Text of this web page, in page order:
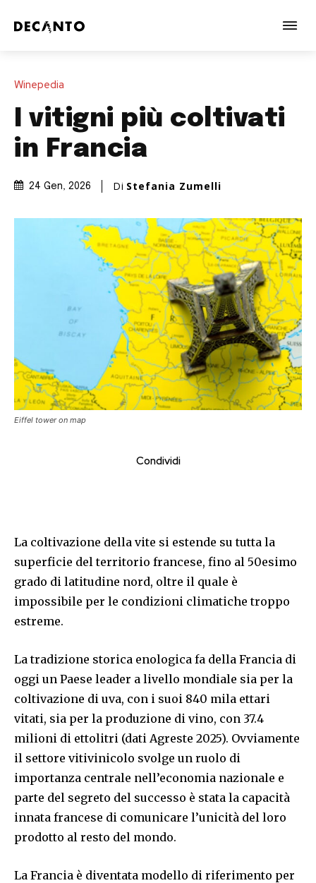
Winepedia
I vitigni più coltivati
in Francia
24 Gen, 2026 Di Stefania Zumelli
Eiffel tower on map
Condividi
La coltivazione della vite si estende su tutta la
superficie del territorio francese, fino al 50esimo
grado di latitudine nord, oltre il quale è
impossibile per le condizioni climatiche troppo
estreme.
La tradizione storica enologica fa della Francia di
oggi un Paese leader a livello mondiale sia per la
coltivazione di uva, con i suoi 840 mila ettari
vitati, sia per la produzione di vino, con 37.4
milioni di ettolitri (dati Agreste 2025). Ovviamente
il settore vitivinicolo svolge un ruolo di
importanza centrale nell’economia nazionale e
parte del segreto del successo è stata la capacità
innata francese di comunicare l’unicità del loro
prodotto al resto del mondo.
La Francia è diventata modello di riferimento per